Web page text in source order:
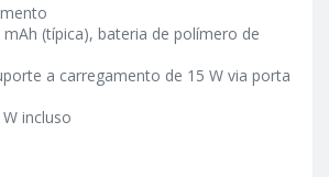
mAh (típica), bateria de polímero de
a carregamento de 15 W via porta
incluso